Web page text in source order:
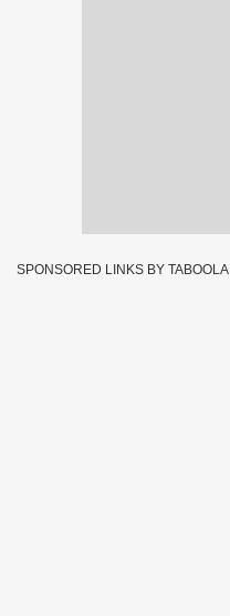
SPONSORED LINKS BY TABOOLA